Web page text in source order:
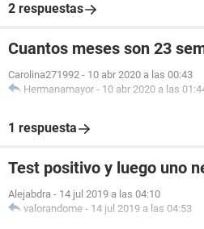
2 respuestas
Cuantos meses son 23
Carolina271992 - 10 abr 2020 a las 00:43
Hermanamayor - 10 abr 2020 a las
1 respuesta
Test positivo y luego uno
Alejabdra - 14 jul 2019 a las 04:10
valorandome - 14 jul 2019 a las 04:53